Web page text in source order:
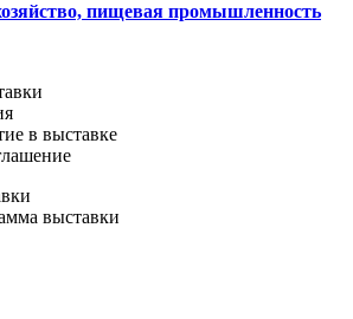
пищевая промышленность
в выставке
выставки